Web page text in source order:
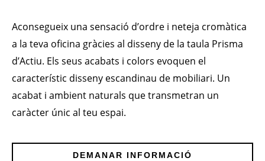
Aconsegueix una sensació d’ordre i neteja cromàtica
a la teva oficina gràcies al disseny de la taula Prisma
d’Actiu. Els seus acabats i colors evoquen el
característic disseny escandinau de mobiliari. Un
acabat i ambient naturals que transmetran un
caràcter únic al teu espai.
DEMANAR INFORMACIÓ